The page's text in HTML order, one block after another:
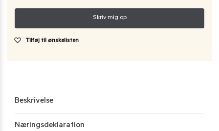
Tilføj til ønskelisten
Beskrivelse
Næringsdeklaration